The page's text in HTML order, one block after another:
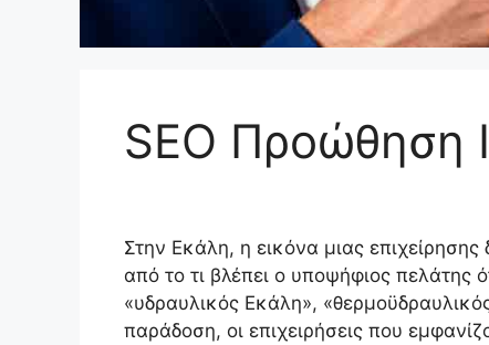
SEO Προώθηση
Στην Εκάλη, η εικόνα μιας επιχείρησης
από το τι βλέπει ο υποψήφιος πελάτης
«υδραυλικός Εκάλη»,
παράδοση, οι επιχειρήσεις που